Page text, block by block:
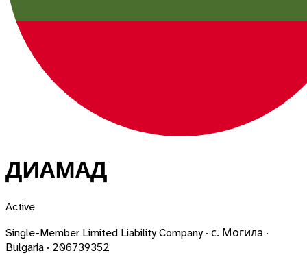
ДИАМАД
Active
Single-Member Limited Liability Company · с. Могила ·
Bulgaria · 206739352